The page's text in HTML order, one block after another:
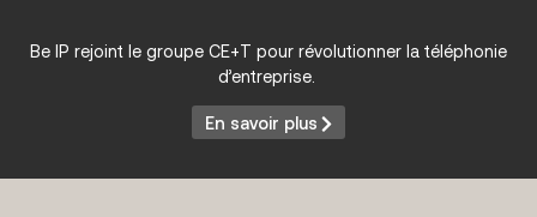
Be IP rejoint le groupe CE+T pour révolutionner la téléphonie
d’entreprise.
En savoir plus